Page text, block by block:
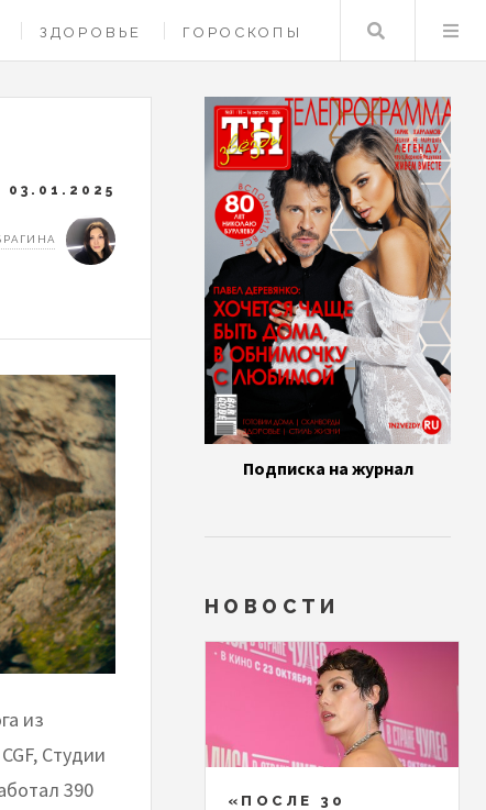
ЗДОРОВЬЕ ГОРОСКОПЫ Поиск
03.01.2025
из
Студии
390
Подписка на журнал
НОВОСТИ
«ПОСЛЕ 30